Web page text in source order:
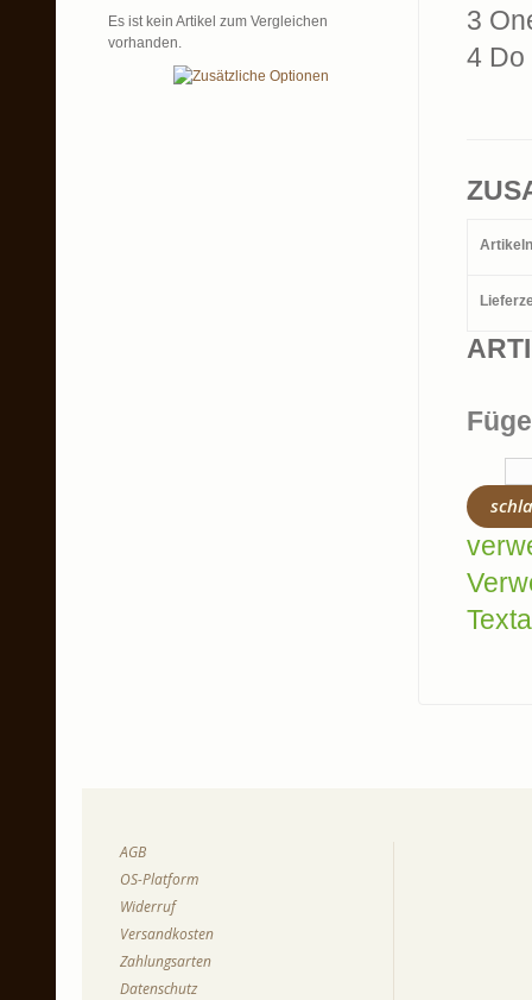
3
4 Do
Es ist kein Artikel zum Vergleichen
vorhanden.
AGB
OS-Platform
Widerruf
Versandkosten
Zahlungsarten
Datenschutz